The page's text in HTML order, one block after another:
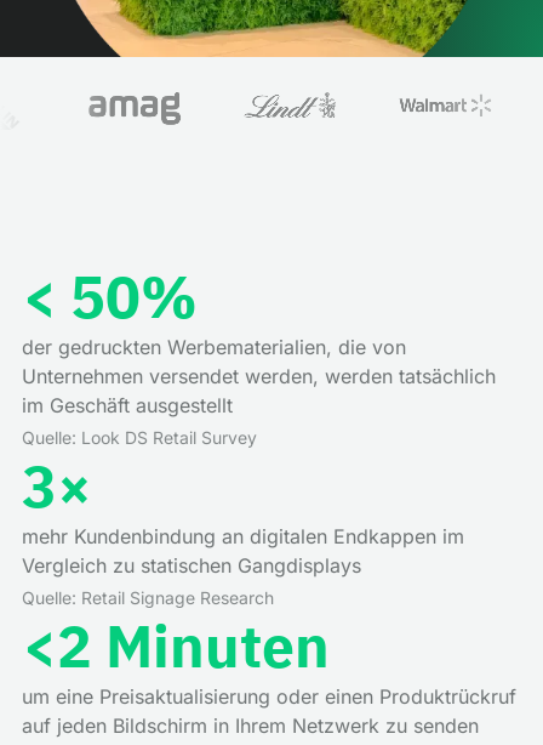
< 50%
der gedruckten Werbematerialien, die von
Unternehmen versendet werden, werden tatsächlich
im Geschäft ausgestellt
Quelle: Look DS Retail Survey
3×
mehr Kundenbindung an digitalen Endkappen im
Vergleich zu statischen Gangdisplays
Quelle: Retail Signage Research
<2 Minuten
um eine Preisaktualisierung oder einen Produktrückruf
auf jeden Bildschirm in Ihrem Netzwerk zu senden